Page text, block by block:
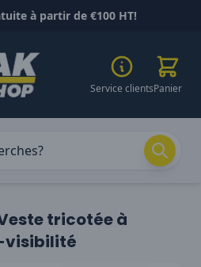
à partir de €100 HT!
Service clientsPanier
tricotée à
visibilité